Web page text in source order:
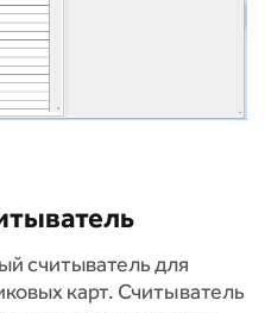
считыватель для
карт. Считыватель